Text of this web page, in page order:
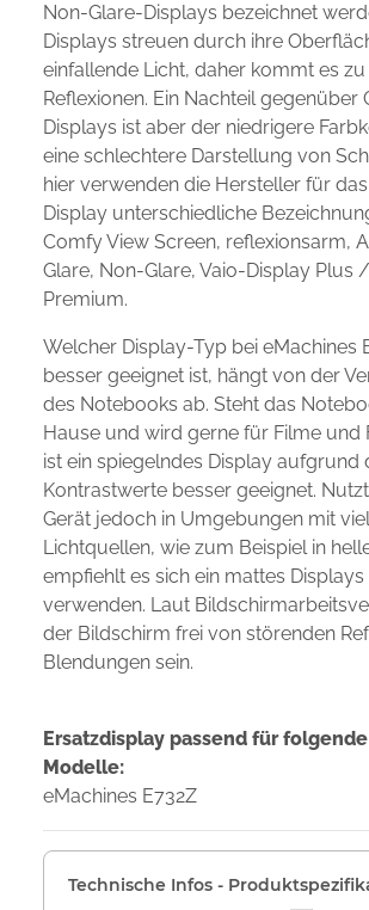
Non-Glare-Displays bezeichnet
Displays streuen durch ihre
einfallende Licht, daher kommt es
Reflexionen. Ein Nachteil gegenüber
Displays ist aber der niedrigere
eine schlechtere Darstellung von
hier verwenden die Hersteller für
Display unterschiedliche
Comfy View Screen, reflexionsarm,
Glare, Non-Glare, Vaio-Display Plus
Premium.
Welcher Display-Typ bei eMachines
besser geeignet ist, hängt von der
des Notebooks ab. Steht das
Hause und wird gerne für Filme und
ist ein spiegelndes Display aufgrund
Kontrastwerte besser geeignet.
Gerät jedoch in Umgebungen mit
Lichtquellen, wie zum Beispiel in
empfiehlt es sich ein mattes Displays
verwenden. Laut
der Bildschirm frei von störenden
Blendungen sein.
Ersatzdisplay passend für
Modelle:
eMachines E732Z
Technische Infos -